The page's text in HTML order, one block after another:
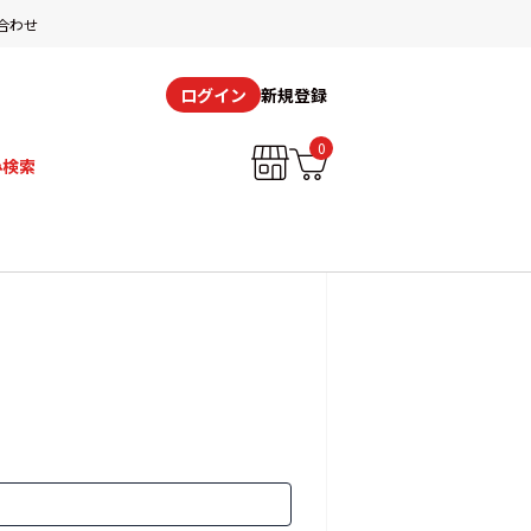
わせ
ログイン 新規登録
索
0